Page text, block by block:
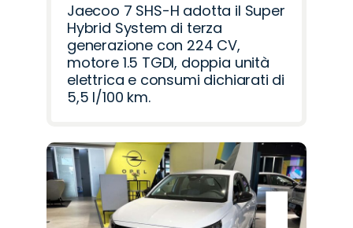
Jaecoo 7 SHS-H adotta il Super
Hybrid System di terza
generazione con 224 CV,
motore 1.5 TGDI, doppia unità
elettrica e consumi dichiarati di
5,5 l/100 km.